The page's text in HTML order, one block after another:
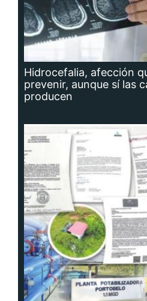
Hidrocefalia, afección
prevenir, aunque sí las
producen